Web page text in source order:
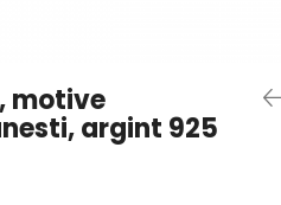
motive
argint 925